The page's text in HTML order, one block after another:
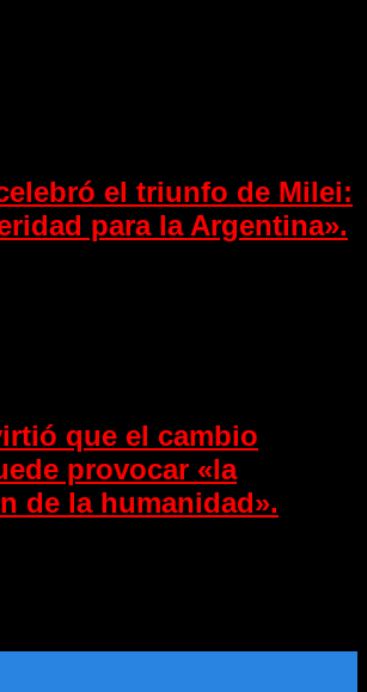
el triunfo de Milei:
para la Argentina».
que el cambio
provocar «la
de la humanidad».